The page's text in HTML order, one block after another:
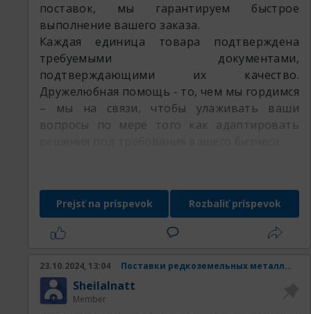
поставок, мы гарантируем быстрое
выполнение вашего заказа.
Каждая единица товара подтверждена
требуемыми документами,
подтверждающими их качество.
Дружелюбная помощь - то, чем мы гордимся
– мы на связи, чтобы улаживать ваши
вопросы по мере того как адаптировать
наших преимуществ
Наши товары:
Prejsť na príspevok Rozbaliť príspevok
23.10.2024, 13:04 Поставки редкоземельных металлов и изделий из них.
SheilaInatt
Member